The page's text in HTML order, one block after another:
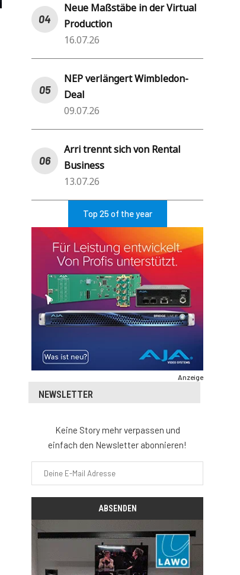
Neue Maßstäbe in der Virtual
Production
16.07.26
NEP verlängert Wimbledon-
Deal
09.07.26
Arri trennt sich von Rental
Business
13.07.26
Top 25 of the year
Anzeige
NEWSLETTER
Keine Story mehr verpassen und
einfach den Newsletter abonnieren!